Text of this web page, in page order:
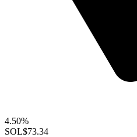
4.50%
SOL$73.34